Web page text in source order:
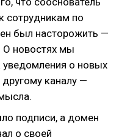
сотрудникам по
был насторожить —
О новостях мы
уведомления о новых
другому каналу —
подписи, а домен
о своей